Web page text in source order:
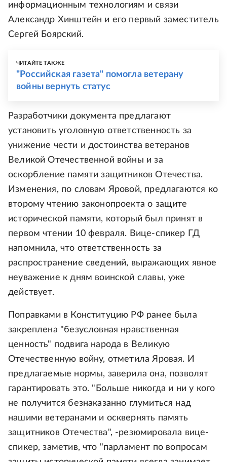
информационным технологиям и связи
Александр Хинштейн и его первый заместитель
Сергей Боярский.
ЧИТАЙТЕ ТАКЖЕ
"Российская газета" помогла ветерану
войны вернуть статус
Разработчики документа предлагают
установить уголовную ответственность за
унижение чести и достоинства ветеранов
Великой Отечественной войны и за
оскорбление памяти защитников Отечества.
Изменения, по словам Яровой, предлагаются ко
второму чтению законопроекта о защите
исторической памяти, который был принят в
первом чтении 10 февраля. Вице-спикер ГД
напомнила, что ответственность за
распространение сведений, выражающих явное
неуважение к дням воинской славы, уже
действует.
Поправками в Конституцию РФ ранее была
закреплена "безусловная нравственная
ценность" подвига народа в Великую
Отечественную войну, отметила Яровая. И
предлагаемые нормы, заверила она, позволят
гарантировать это. "Больше никогда и ни у кого
не получится безнаказанно глумиться над
нашими ветеранами и осквернять память
защитников Отечества", -резюмировала вице-
спикер, заметив, что "парламент по вопросам